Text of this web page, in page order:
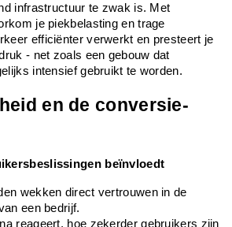
infrastructuur te zwak is. Met
je piekbelasting en trage
efficiënter verwerkt en presteert je
- net zoals een gebouw dat
intensief gebruikt te worden.
en de conversie-
beïnvloedt
wekken direct vertrouwen in de
een bedrijf.
reageert, hoe zekerder gebruikers zijn